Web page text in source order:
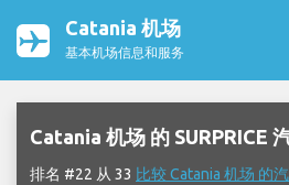
Catania 机场
基本机场信息和服务
Catania 机场 的 SURPRICE
排名 #22 从 33 比较 Catania 机场 的